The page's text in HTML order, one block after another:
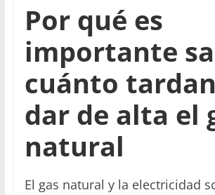
Por qué es
importante
cuánto
dar de alta el
natural
El gas natural y la electricidad